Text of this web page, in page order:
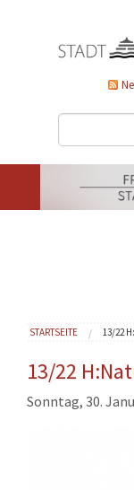
Sie sind hier
STARTSEITE 13/22
13/22
Sonntag, 30.